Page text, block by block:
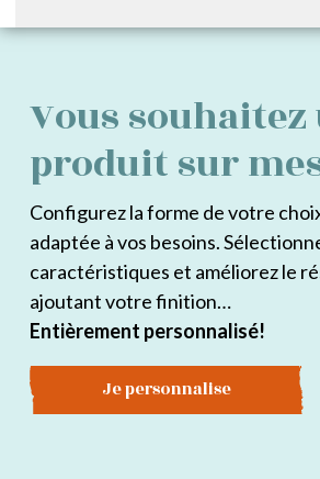
Vous souhaitez
produit sur
Configurez la forme de votre
adaptée à vos besoins.
caractéristiques et améliorez le
ajoutant votre finition…
Entièrement personnalisé!
Je personnalise